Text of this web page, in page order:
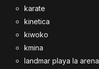
karate
kinetica
kiwoko
kmina
landmar playa la arena